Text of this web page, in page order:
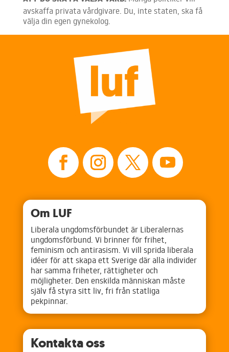
avskaffa privata vårdgivare. Du, inte staten, ska få
välja din egen gynekolog.
Om LUF
Liberala ungdomsförbundet är Liberalernas
ungdomsförbund. Vi brinner för frihet,
feminism och antirasism. Vi vill sprida liberala
idéer för att skapa ett Sverige där alla individer
har samma friheter, rättigheter och
möjligheter. Den enskilda människan måste
själv få styra sitt liv, fri från statliga
pekpinnar.
Kontakta oss